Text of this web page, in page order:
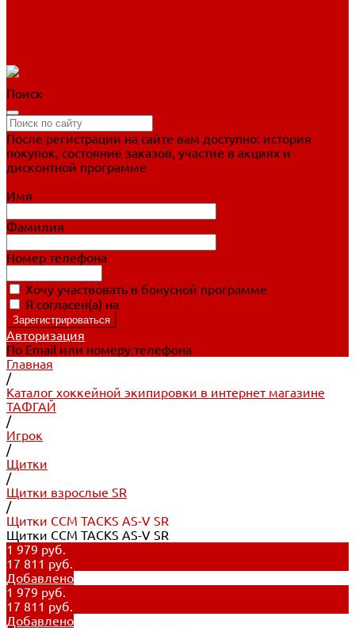
Поиск
После регистрации на сайте вам доступно: история
покупок, состояние заказов, участие в акциях и
дисконтной программе
Имя
Фамилия
Номер телефона
Хочу участвовать в бонусной программе
Я согласен(а) на
Авторизация
По Email или номеру телефона
Главная
/
Каталог хоккейной экипировки в интернет магазине
ТАФГАЙ
/
Игрок
/
Щитки
/
Щитки взрослые SR
/
Щитки CCM TACKS AS-V SR
Щитки CCM TACKS AS-V SR
1 979 руб.
17 811 руб.
Добавлено
1 979 руб.
17 811 руб.
Добавлено